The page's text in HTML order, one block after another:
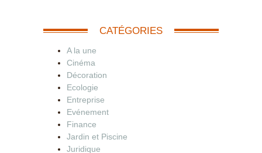
CATÉGORIES
A la une
Cinéma
Décoration
Ecologie
Entreprise
Evénement
Finance
Jardin et Piscine
Juridique